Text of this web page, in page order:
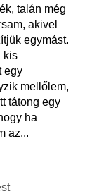
talán még
akivel
egymást.
kis
egy
mellőlem,
tátong egy
ha
az...